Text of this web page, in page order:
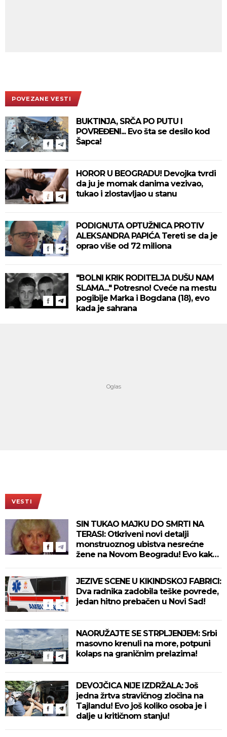
POVEZANE VESTI
BUKTINJA, SRČA PO PUTU I
POVREĐENI... Evo šta se desilo kod
Šapca!
HOROR U BEOGRADU! Devojka tvrdi
da ju je momak danima vezivao,
tukao i zlostavljao u stanu
PODIGNUTA OPTUŽNICA PROTIV
ALEKSANDRA PAPIĆA Tereti se da je
oprao više od 72 miliona
"BOLNI KRIK RODITELJA DUŠU NAM
SLAMA..." Potresno! Cveće na mestu
pogibije Marka i Bogdana (18), evo
kada je sahrana
VESTI
SIN TUKAO MAJKU DO SMRTI NA
TERASI: Otkriveni novi detalji
monstruoznog ubistva nesrećne
žene na Novom Beogradu! Evo kako
JEZIVE SCENE U KIKINDSKOJ FABRICI:
Dva radnika zadobila teške povrede,
jedan hitno prebačen u Novi Sad!
NAORUŽAJTE SE STRPLJENJEM: Srbi
masovno krenuli na more, potpuni
kolaps na graničnim prelazima!
DEVOJČICA NIJE IZDRŽALA: Još
jedna žrtva stravičnog zločina na
Tajlandu! Evo još koliko osoba je i
dalje u kritičnom stanju!